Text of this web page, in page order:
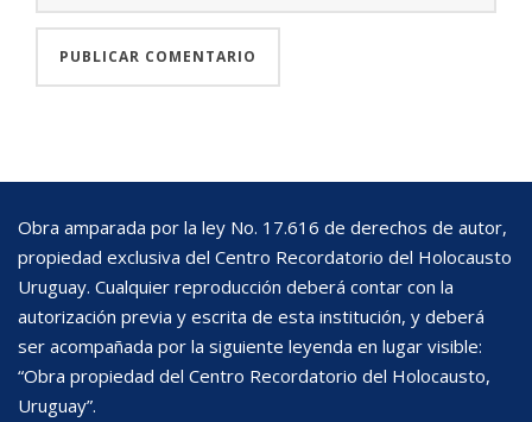
Obra amparada por la ley No. 17.616 de derechos de autor,
propiedad exclusiva del Centro Recordatorio del Holocausto
Uruguay. Cualquier reproducción deberá contar con la
autorización previa y escrita de esta institución, y deberá
ser acompañada por la siguiente leyenda en lugar visible:
“Obra propiedad del Centro Recordatorio del Holocausto,
Uruguay”.